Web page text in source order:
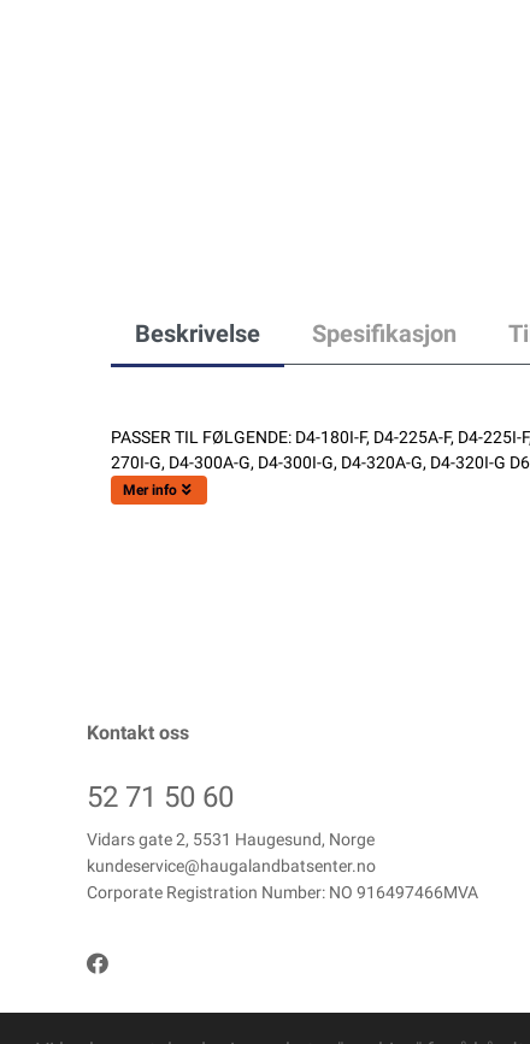
Beskrivelse Spesifikasjon
PASSER TIL FØLGENDE: D4-180I-F, D4-225A-F, D4-
270I-G, D4-300A-G, D4-300I-G, D4-320A-G, D4-320I-G
Mer info
Kontakt oss
52 71 50 60
Vidars gate 2, 5531 Haugesund, Norge
kundeservice@haugalandbatsenter.no
Corporate Registration Number: NO 916497466MVA